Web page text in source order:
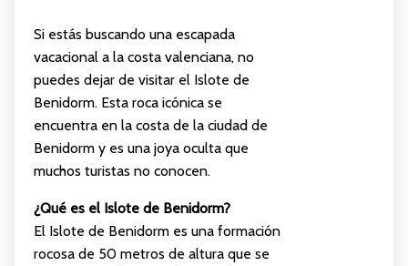
Si estás buscando una escapada
vacacional a la costa valenciana, no
puedes dejar de visitar el Islote de
Benidorm. Esta roca icónica se
encuentra en la costa de la ciudad de
Benidorm y es una joya oculta que
muchos turistas no conocen.
¿Qué es el Islote de Benidorm?
El Islote de Benidorm es una formación
rocosa de 50 metros de altura que se